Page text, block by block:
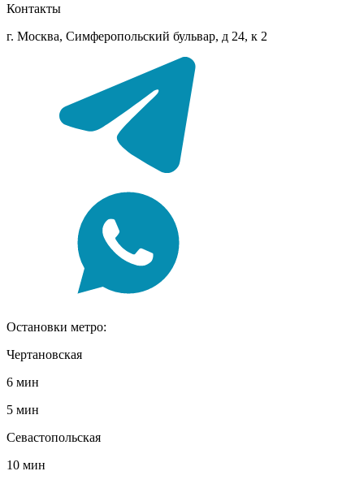
Контакты
г. Москва, Симферопольский бульвар, д 24, к 2
Остановки метро:
Чертановская
6 мин
5 мин
Севастопольская
10 мин